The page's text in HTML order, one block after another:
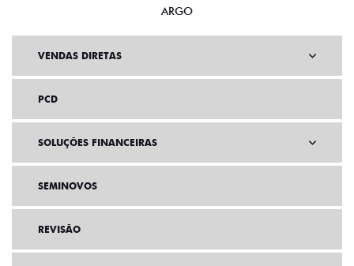
ARGO
VENDAS DIRETAS
PCD
SOLUÇÕES FINANCEIRAS
SEMINOVOS
REVISÃO